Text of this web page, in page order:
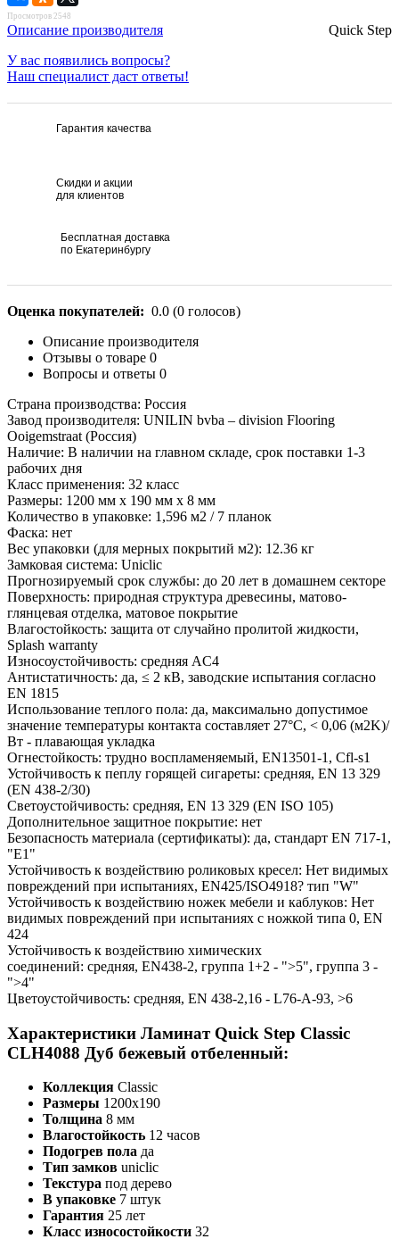
Просмотров 2548
Quick Step
Описание производителя
У вас появились вопросы?
Наш специалист даст ответы!
Гарантия качества
Скидки и акции
для клиентов
Бесплатная доставка
по Екатеринбургу
Оценка покупателей: 0.0 (0 голосов)
Описание производителя
Отзывы о товаре 0
Вопросы и ответы 0
Страна производства: Россия
Завод производителя: UNILIN bvba – division Flooring
Ooigemstraat (Россия)
Наличие: В наличии на главном складе, срок поставки 1-3
рабочих дня
Класс применения: 32 класс
Размеры: 1200 мм х 190 мм х 8 мм
Количество в упаковке: 1,596 м2 / 7 планок
Фаска: нет
Вес упаковки (для мерных покрытий м2): 12.36 кг
Замковая система: Uniclic
Прогнозируемый срок службы: до 20 лет в домашнем секторе
Поверхность: природная структура древесины, матово-
глянцевая отделка, матовое покрытие
Влагостойкость: защита от случайно пролитой жидкости,
Splash warranty
Износоустойчивость: средняя AC4
Антистатичность: да, ≤ 2 кВ, заводские испытания согласно
EN 1815
Использование теплого пола: да, максимально допустимое
значение температуры контакта составляет 27°С, < 0,06 (м2K)/
Вт - плавающая укладка
Огнестойкость: трудно воспламеняемый, EN13501-1, Cfl-s1
Устойчивость к пеплу горящей сигареты: средняя, EN 13 329
(EN 438-2/30)
Светоустойчивость: средняя, EN 13 329 (EN ISO 105)
Дополнительное защитное покрытие: нет
Безопасность материала (сертификаты): да, стандарт EN 717-1,
"E1"
Устойчивость к воздействию роликовых кресел: Нет видимых
повреждений при испытаниях, EN425/ISO4918? тип "W"
Устойчивость к воздействию ножек мебели и каблуков: Нет
видимых повреждений при испытаниях с ножкой типа 0, EN
424
Устойчивость к воздействию химических
соединений: средняя, EN438-2, группа 1+2 - ">5", группа 3 -
">4"
Цветоустойчивость: средняя, EN 438-2,16 - L76-A-93, >6
Характеристики Ламинат Quick Step Classic
CLH4088 Дуб бежевый отбеленный:
Коллекция Classic
Размеры 1200х190
Толщина 8 мм
Влагостойкость 12 часов
Подогрев пола да
Тип замков uniclic
Текстура под дерево
В упаковке 7 штук
Гарантия 25 лет
Класс износостойкости 32